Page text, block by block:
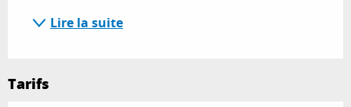
Lire la suite
Tarifs